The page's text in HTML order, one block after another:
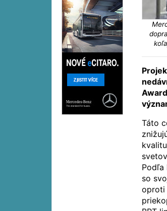
Táto
Podľa
so
oproti